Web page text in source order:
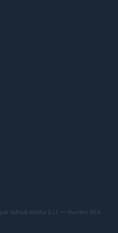
AdHub Media S.r.l. — Numero REA